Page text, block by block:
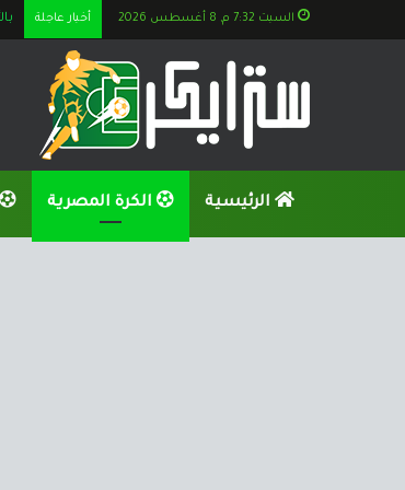
السبت 7:32 م, 8 أغسطس 2026 أخبار عاجلة
الرئيسية الكرة المصرية